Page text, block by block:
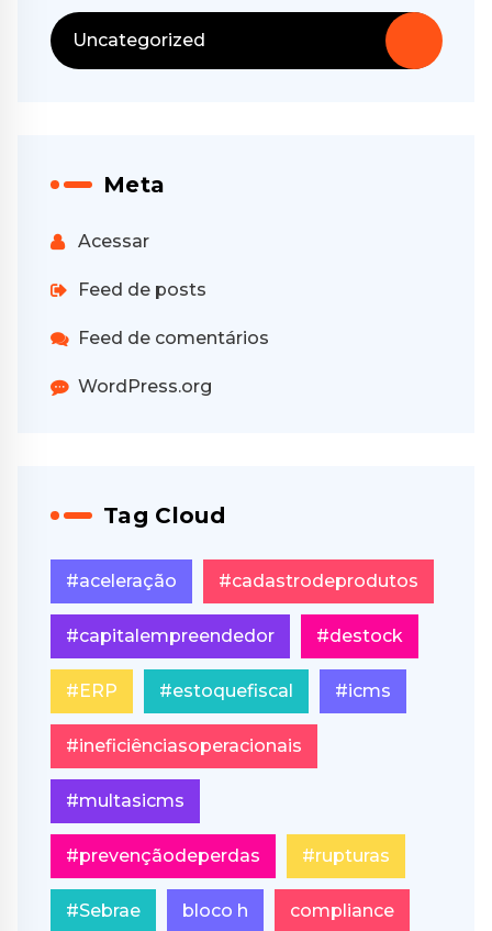
Uncategorized
Meta
Acessar
Feed de posts
Feed de comentários
WordPress.org
Tag Cloud
#aceleração #cadastrodeprodutos
#capitalempreendedor #destock
#ERP #estoquefiscal #icms
#ineficiênciasoperacionais
#multasicms
#prevençãodeperdas #rupturas
#Sebrae bloco h compliance